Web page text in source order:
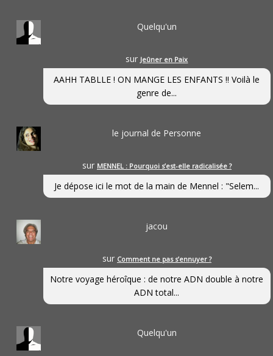
Quelqu'un
sur Jeûner en Paix
AAHH TABLLE ! ON MANGE LES ENFANTS !! Voilà le
genre de...
le journal de Personne
sur MENNEL : Pourquoi s’est-elle radicalisée ?
Je dépose ici le mot de la main de Mennel : "Selem...
jacou
sur Comment ne pas s’ennuyer ?
Notre voyage héroîque : de notre ADN double à notre
ADN total...
Quelqu'un